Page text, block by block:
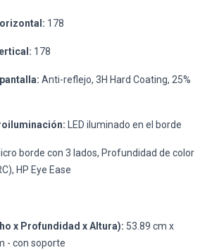
178
178
Anti-reflejo, 3H Hard Coating, 25%
LED iluminado en el borde
borde con 3 lados, Profundidad de color
HP Eye Ease
x Profundidad x Altura): 53.89 cm x
- con soporte